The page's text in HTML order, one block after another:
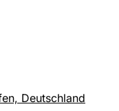
Deutschland